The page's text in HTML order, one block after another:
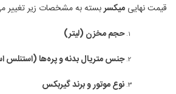
قیمت نهایی میکسربسته به مشخصات زیر تغییر
حجم مخزن (لیتر)
جنس متریال بدنه و پره‌ها (استنلس استیل 304
نوع موتور و برند گیربکس